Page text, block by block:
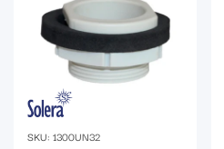
SKU: 1300UN32